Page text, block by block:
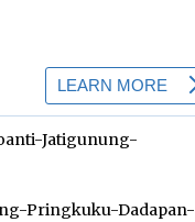
Jatigunung-
Pringkuku-Dadapan-